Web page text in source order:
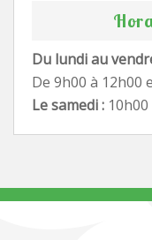
Du lundi au
De 9h00 à 12h00
Le samedi :